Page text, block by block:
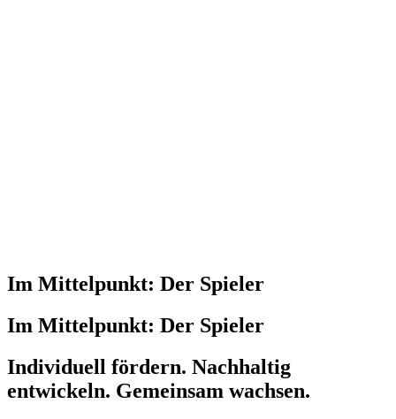
Im Mittelpunkt: Der Spieler
Im Mittelpunkt: Der Spieler
Individuell fördern. Nachhaltig
entwickeln. Gemeinsam wachsen.